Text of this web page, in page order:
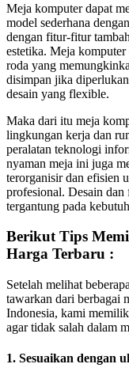
Meja komputer dapat
model sederhana
dengan fitur-fitur
estetika. Meja
roda yang
disimpan jika
desain yang flexible.
Maka dari itu meja
lingkungan kerja dan
peralatan teknologi
nyaman meja ini juga
terorganisir dan efisien
profesional. Desain dan
tergantung pada
Berikut Tips
Harga Terbaru :
Setelah melihat
tawarkan dari berbagai
Indonesia, kami
agar tidak salah dalam
1. Sesuaikan dengan